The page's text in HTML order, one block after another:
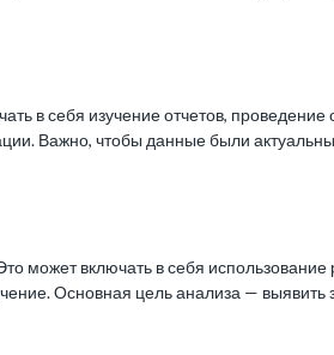
в себя изучение отчетов, проведение
Важно, чтобы данные были
может включать в себя
Основная цель анализа — выявить